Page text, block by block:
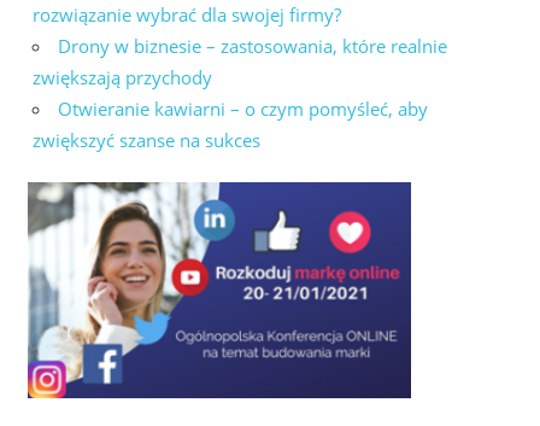
rozwiązanie wybrać dla swojej firmy?
Drony w biznesie – zastosowania, które realnie
zwiększają przychody
Otwieranie kawiarni – o czym pomyśleć, aby
zwiększyć szanse na sukces